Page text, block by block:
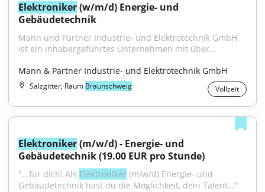
Elektroniker (w/m/d) Energie- und
Gebäudetechnik
Mann und Partner Industrie- und Elektrotechnik GmbH
ist ein inhabergeführtes Unternehmen mit über...
Mann & Partner Industrie- und Elektrotechnik GmbH
Salzgitter, Raum Braunschweig Vollzeit
Elektroniker (m/w/d) - Energie- und
Gebäudetechnik (19.00 EUR pro Stunde)
"...für dich! Als Elektroniker (m/w/d) Energie- und
Gebäudetechnik hast du die Möglichkeit, dein Talent..."